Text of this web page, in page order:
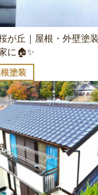
が丘｜屋根・外壁塗
に🏠✨
塗装